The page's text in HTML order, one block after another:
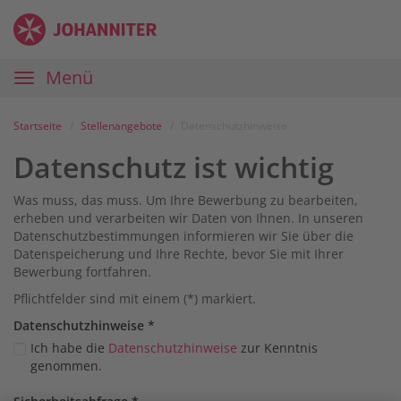
Zum
Inhalt
Anmelden
Zur
Navigation
Zur
Startseite
Karriereportal
Johanniter
Hauptnavigation
Menü
Startseite Stellenangebote
Datenschutz ist wichtig
Was muss, das muss. Um Ihre Bewerbung zu bearbeiten,
erheben und verarbeiten wir Daten von Ihnen. In unseren
Datenschutzbestimmungen informieren wir Sie über die
Datenspeicherung und Ihre Rechte, bevor Sie mit Ihrer
Bewerbung fortfahren.
Pflichtfelder sind mit einem (*) markiert.
Datenschutz­hinweise *
Ich habe die Datenschutzhinweise zur Kenntnis
genommen.